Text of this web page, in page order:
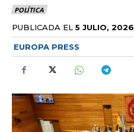
POLÍTICA
PUBLICADA EL 5 JULIO, 2026
EUROPA PRESS